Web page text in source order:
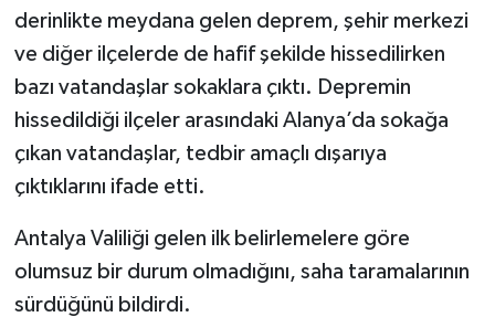
derinlikte meydana gelen deprem, şehir merkezi
ve diğer ilçelerde de hafif şekilde hissedilirken
bazı vatandaşlar sokaklara çıktı. Depremin
hissedildiği ilçeler arasındaki Alanya’da sokağa
çıkan vatandaşlar, tedbir amaçlı dışarıya
çıktıklarını ifade etti.
Antalya Valiliği gelen ilk belirlemelere göre
olumsuz bir durum olmadığını, saha taramalarının
sürdüğünü bildirdi.